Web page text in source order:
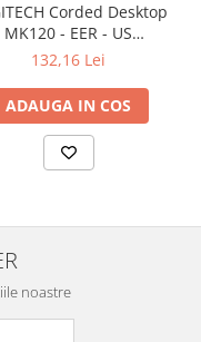
Corded Desktop
MK120 - EER - US
International layout
132,16 Lei
ADAUGA IN COS
noastre